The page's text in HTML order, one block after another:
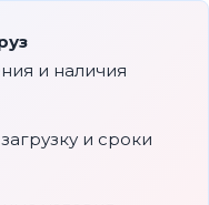
и наличия
и сроки